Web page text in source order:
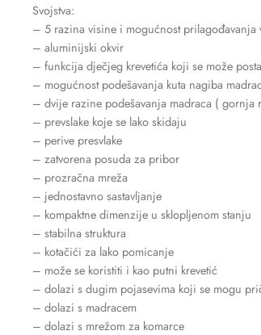
Svojstva:
– 5 razina visine i mogućnost prilagođavanja
– aluminijski okvir
– funkcija dječjeg krevetića koji se može
– mogućnost podešavanja kuta nagiba
– dvije razine podešavanja madraca (
– prevslake koje se lako skidaju
– perive presvlake
– zatvorena posuda za pribor
– prozračna mreža
– jednostavno sastavljanje
– kompaktne dimenzije u sklopljenom stanju
– stabilna struktura
– kotačići za lako pomicanje
– može se koristiti i kao putni krevetić
– dolazi s dugim pojasevima koji se mogu
– dolazi s madracem
– dolazi s mrežom za komarce